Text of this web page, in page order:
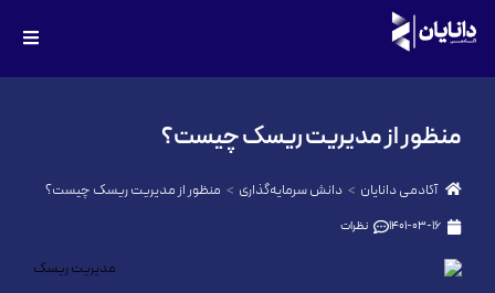
منظور از مدیریت ریسک چیست؟
آکادمی دانایان دانش سرمایه‌گذاری منظور از مدیریت ریسک چیست؟
1401-03-16 نظرات